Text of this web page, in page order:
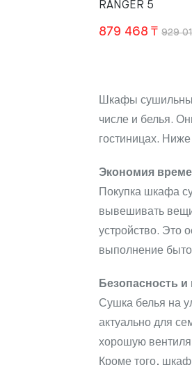
RANGER 5
929
879 468 ₸
Шкафы
числе и белья.
гостиницах.
Экономия
Покупка шкафа
вывешивать
устройство. Это
выполнение
Безопасность и
Сушка белья на
актуально для
хорошую
Кроме того,